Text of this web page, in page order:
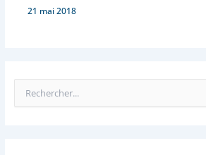
21 mai 2018
e